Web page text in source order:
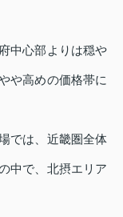
中心部よりは穏や
や高めの価格帯に
では、近畿圏全体
中で、北摂エリア